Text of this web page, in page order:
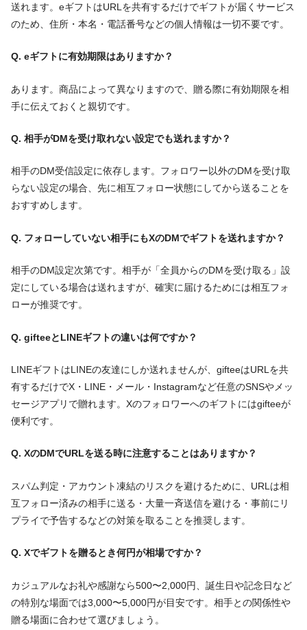
送れます。eギフトはURLを共有するだけでギフトが届くサービス
のため、住所・本名・電話番号などの個人情報は一切不要です。
Q. eギフトに有効期限はありますか？
あります。商品によって異なりますので、贈る際に有効期限を相
手に伝えておくと親切です。
Q. 相手がDMを受け取れない設定でも送れますか？
相手のDM受信設定に依存します。フォロワー以外のDMを受け取
らない設定の場合、先に相互フォロー状態にしてから送ることを
おすすめします。
Q. フォローしていない相手にもXのDMでギフトを送れますか？
相手のDM設定次第です。相手が「全員からのDMを受け取る」設
定にしている場合は送れますが、確実に届けるためには相互フォ
ローが推奨です。
Q. gifteeとLINEギフトの違いは何ですか？
LINEギフトはLINEの友達にしか送れませんが、gifteeはURLを共
有するだけでX・LINE・メール・Instagramなど任意のSNSやメッ
セージアプリで贈れます。Xのフォロワーへのギフトにはgifteeが
便利です。
Q. XのDMでURLを送る時に注意することはありますか？
スパム判定・アカウント凍結のリスクを避けるために、URLは相
互フォロー済みの相手に送る・大量一斉送信を避ける・事前にリ
プライで予告するなどの対策を取ることを推奨します。
Q. Xでギフトを贈るとき何円が相場ですか？
カジュアルなお礼や感謝なら500〜2,000円、誕生日や記念日など
の特別な場面では3,000〜5,000円が目安です。相手との関係性や
贈る場面に合わせて選びましょう。